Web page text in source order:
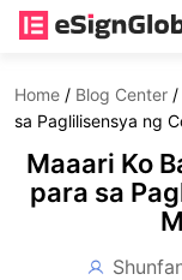
Home / Blog Center /
sa Paglilisensya ng
Maaari Ko
para sa